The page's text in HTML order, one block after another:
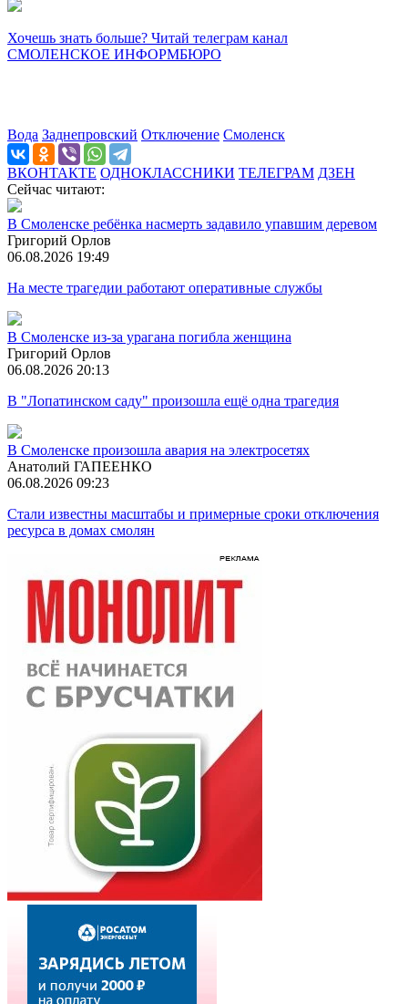
Хочешь знать больше? Читай телеграм канал
СМОЛЕНСКОЕ ИНФОРМБЮРО
Вода Заднепровский Отключение Смоленск
ВКОНТАКТЕ ОДНОКЛАССНИКИ ТЕЛЕГРАМ ДЗЕН
Сейчас читают:
В Смоленске ребёнка насмерть задавило упавшим деревом
Григорий Орлов
06.08.2026 19:49
На месте трагедии работают оперативные службы
В Смоленске из-за урагана погибла женщина
Григорий Орлов
06.08.2026 20:13
В "Лопатинском саду" произошла ещё одна трагедия
В Смоленске произошла авария на электросетях
Анатолий ГАПЕЕНКО
06.08.2026 09:23
Стали известны масштабы и примерные сроки отключения
ресурса в домах смолян